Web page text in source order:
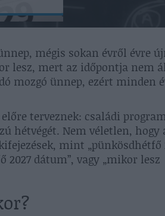
mégis sokan évről évre
lesz, mert az időpontja nem
mozgó ünnep, ezért minden
terveznek: családi
hétvégét. Nem véletlen, hogy
mint „pünkösdhétfő
2027 dátum”, vagy „mikor lesz